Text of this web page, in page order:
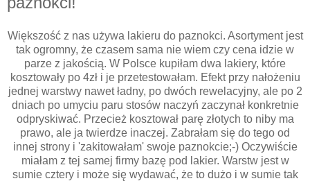
Większość z nas używa lakieru do paznokci. Asortyment jest
tak ogromny, że czasem sama nie wiem czy cena idzie w
parze z jakością. W Polsce kupiłam dwa lakiery, które
kosztowały po 4zł i je przetestowałam. Efekt przy nałożeniu
jednej warstwy nawet ładny, po dwóch rewelacyjny, ale po 2
dniach po umyciu paru stosów naczyń zaczynał konkretnie
odpryskiwać. Przecież kosztował parę złotych to niby ma
prawo, ale ja twierdze inaczej. Zabrałam się do tego od
innej strony i 'zakitowałam' swoje paznokcie;-) Oczywiście
miałam z tej samej firmy bazę pod lakier. Warstw jest w
sumie cztery i może się wydawać, że to dużo i w sumie tak